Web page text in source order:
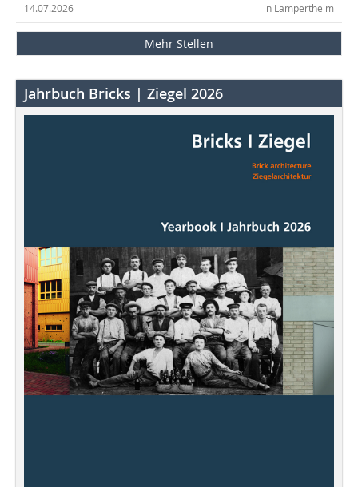
in Lampertheim
14.07.2026
Mehr Stellen
Jahrbuch Bricks | Ziegel 2026